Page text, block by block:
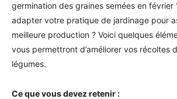
germination des graines semées en février
adapter votre pratique de jardinage pour
meilleure production ? Voici quelques
vous permettront d’améliorer vos récoltes
légumes.
Ce que vous devez retenir :